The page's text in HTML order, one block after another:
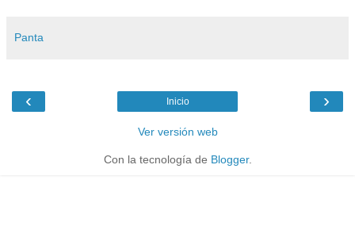
Panta
‹ ›
Inicio
Ver versión web
Con la tecnología de Blogger.